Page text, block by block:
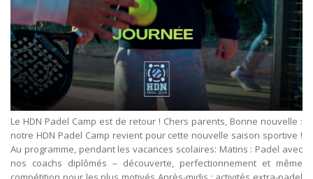
Le HDN Padel Camp est de retour ! Chers parents, Bonne nouvelle :
notre HDN Padel Camp revient pour cette nouvelle saison sportive !
Au programme, pendant les vacances scolaires: Matins : Padel avec
nos coachs diplômés – découverte, perfectionnement et même